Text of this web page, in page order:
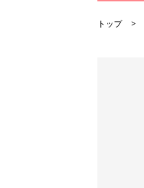
トップ